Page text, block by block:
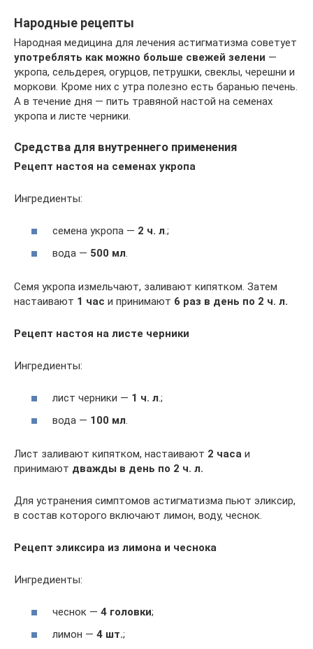
Народные рецепты
Народная медицина для лечения астигматизма советует
употреблять как можно больше свежей зелени —
укропа, сельдерея, огурцов, петрушки, свеклы, черешни и
моркови. Кроме них с утра полезно есть баранью печень.
А в течение дня — пить травяной настой на семенах
укропа и листе черники.
Средства для внутреннего применения
Рецепт настоя на семенах укропа
Ингредиенты:
семена укропа — 2 ч. л.;
вода — 500 мл.
Семя укропа измельчают, заливают кипятком. Затем
настаивают 1 час и принимают 6 раз в день по 2 ч. л.
Рецепт настоя на листе черники
Ингредиенты:
лист черники — 1 ч. л.;
вода — 100 мл.
Лист заливают кипятком, настаивают 2 часа и
принимают дважды в день по 2 ч. л.
Для устранения симптомов астигматизма пьют эликсир,
в состав которого включают лимон, воду, чеснок.
Рецепт эликсира из лимона и чеснока
Ингредиенты:
чеснок — 4 головки;
лимон — 4 шт.;